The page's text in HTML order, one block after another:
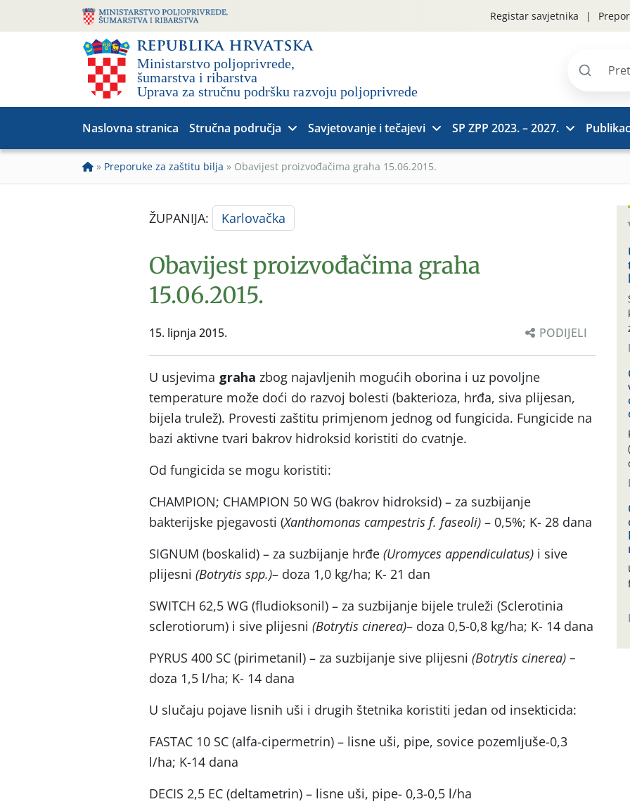
Registar savjetnika
Pretraži
Naslovna stranica Stručna područja Savjetovanje i tečajevi SP ZPP 2023. – 2027.
» Preporuke za zaštitu bilja » Obavijest proizvođačima graha 15.06.2015.
ŽUPANIJA: Karlovačka
Obavijest proizvođačima graha
15.06.2015.
15. lipnja 2015. PODIJELI
U usjevima graha zbog najavljenih mogućih oborina i uz povoljne
temperature može doći do razvoj bolesti (bakterioza, hrđa, siva plijesan,
bijela trulež). Provesti zaštitu primjenom jednog od fungicida. Fungicide na
bazi aktivne tvari bakrov hidroksid koristiti do cvatnje.
Od fungicida se mogu koristiti:
CHAMPION; CHAMPION 50 WG (bakrov hidroksid) – za suzbijanje
bakterijske pjegavosti (Xanthomonas campestris f. faseoli) – 0,5%; K- 28 dana
SIGNUM (boskalid) – za suzbijanje hrđe (Uromyces appendiculatus) i sive
plijesni (Botrytis spp.)– doza 1,0 kg/ha; K- 21 dan
SWITCH 62,5 WG (fludioksonil) – za suzbijanje bijele truleži (Sclerotinia
sclerotiorum) i sive plijesni (Botrytis cinerea)– doza 0,5-0,8 kg/ha; K- 14 dana
PYRUS 400 SC (pirimetanil) – za suzbijanje sive plijesni (Botrytis cinerea) –
doza 1,5 l/ha; K- 14 dana
U slučaju pojave lisnih uši i drugih štetnika koristiti jedan od insekticida:
FASTAC 10 SC (alfa-cipermetrin) – lisne uši, pipe, sovice pozemljuše-0,3
l/ha; K-14 dana
DECIS 2,5 EC (deltametrin) – lisne uši, pipe- 0,3-0,5 l/ha